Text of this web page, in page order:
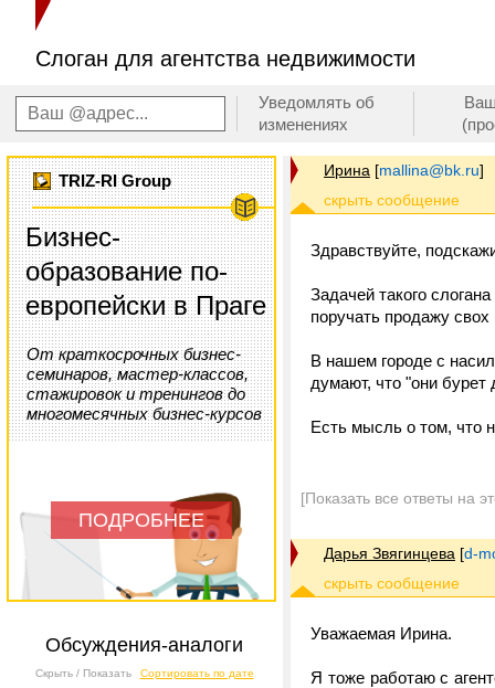
Слоган для агентства недвижимости
Уведомлять об
изменениях
TRIZ-RI Group
Бизнес-
образование по-
европейски в Праге
От краткосрочных бизнес-
семинаров, мастер-классов,
стажировок и тренингов до
многомесячных бизнес-курсов
ПОДРОБНЕЕ
Обсуждения-аналоги
Скрыть / Показать Сортировать по дате
Ирина [mallina@bk.ru]
Здравствуйте,
Задачей такого
поручать продажу
В нашем городе с
думают, что "они бурет
Есть мысль о том, что
[Показать все ответы на
Дарья Звягинцева [d-
Уважаемая Ирина.
Я тоже работаю с